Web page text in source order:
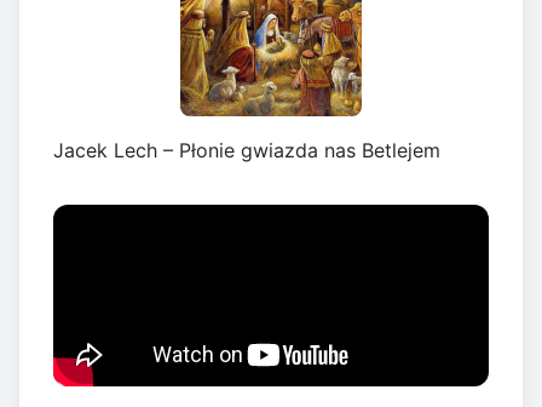
Jacek Lech – Płonie gwiazda nas Betlejem